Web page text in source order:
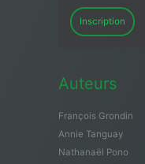
Inscription
Auteurs
François Grondin
Annie Tanguay
Nathanaël Pono